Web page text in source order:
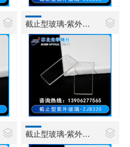
截止型玻璃-紫外玻璃ZJB320
截止型玻璃-紫外玻璃ZJB380